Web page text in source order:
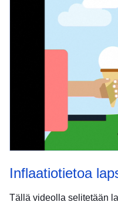
Inflaatiotietoa
Tällä videolla selitetään